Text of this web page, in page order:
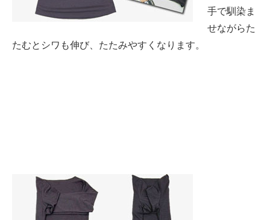
手で馴染ま
せながらた
たむとシワも伸び、たたみやすくなります。